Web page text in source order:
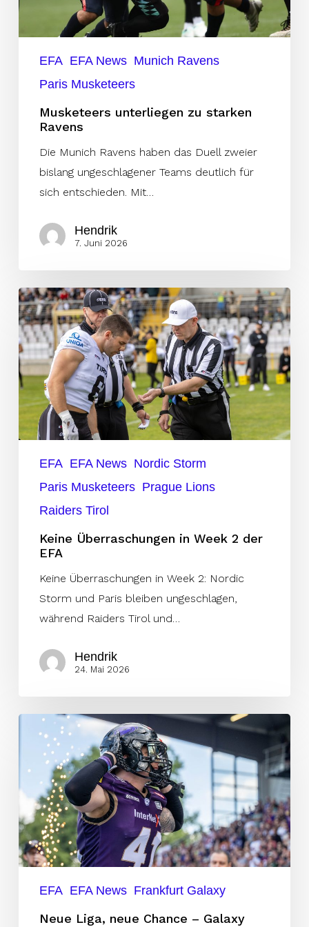
EFA EFA News Munich Ravens
Paris Musketeers
Musketeers unterliegen zu starken
Ravens
Die Munich Ravens haben das Duell zweier
bislang ungeschlagener Teams deutlich für
sich entschieden. Mit…
Hendrik
7. Juni 2026
Keine
Überraschungen
in
Week
2
der
EFA
EFA EFA News Nordic Storm
Paris Musketeers Prague Lions
Raiders Tirol
Keine Überraschungen in Week 2 der
EFA
Keine Überraschungen in Week 2: Nordic
Storm und Paris bleiben ungeschlagen,
während Raiders Tirol und…
Hendrik
24. Mai 2026
Neue
Chance
Galaxy
greift
nach
Europas
EFA EFA News Frankfurt Galaxy
Neue Liga, neue Chance – Galaxy